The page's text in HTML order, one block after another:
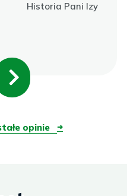
Historia Pani Izy
opinie ➜